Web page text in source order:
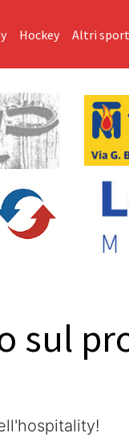
Hockey Altri sport
sul